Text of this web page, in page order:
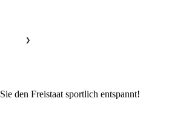
den Freistaat sportlich entspannt!
❯